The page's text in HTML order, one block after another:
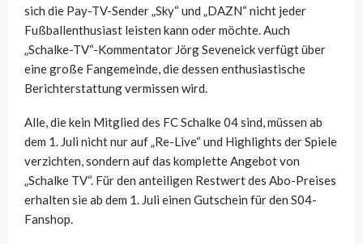
sich die Pay-TV-Sender „Sky“ und „DAZN“ nicht jeder
Fußballenthusiast leisten kann oder möchte. Auch
„Schalke-TV“-Kommentator Jörg Seveneick verfügt über
eine große Fangemeinde, die dessen enthusiastische
Berichterstattung vermissen wird.
Alle, die kein Mitglied des FC Schalke 04 sind, müssen ab
dem 1. Juli nicht nur auf „Re-Live“ und Highlights der Spiele
verzichten, sondern auf das komplette Angebot von
„Schalke TV“. Für den anteiligen Restwert des Abo-Preises
erhalten sie ab dem 1. Juli einen Gutschein für den S04-
Fanshop.